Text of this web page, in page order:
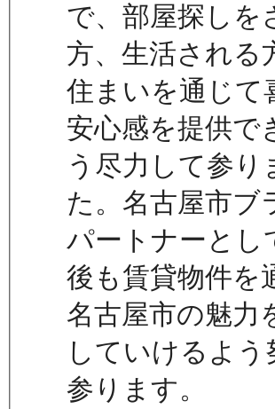
で、部屋探しを
方、生活される
住まいを通じて
安心感を提供で
う尽力して参り
た。名古屋市ブ
パートナーとし
後も賃貸物件を
名古屋市の魅力
していけるよう
参ります。